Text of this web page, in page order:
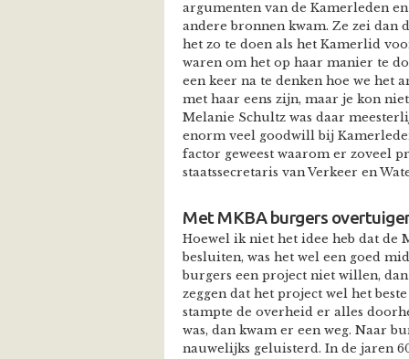
argumenten van de Kamerleden
andere bronnen kwam. Ze zei dan
het zo te doen als het Kamerlid
waren om het op haar manier te
een keer na te denken hoe we het
met haar eens zijn, maar je kon
Melanie Schultz was daar
enorm veel goodwill bij
factor geweest waarom er zoveel
staatssecretaris van Verkeer en
Met MKBA burgers
Hoewel ik niet het idee heb dat de
besluiten, was het wel een goed
burgers een project niet willen,
zeggen dat het project wel het
stampte de overheid er alles
was, dan kwam er een weg. Naar
nauwelijks geluisterd. In de jaren